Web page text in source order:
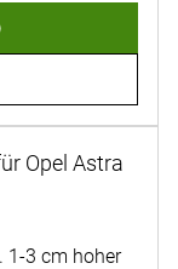
Opel Astra
1-3 cm hoher